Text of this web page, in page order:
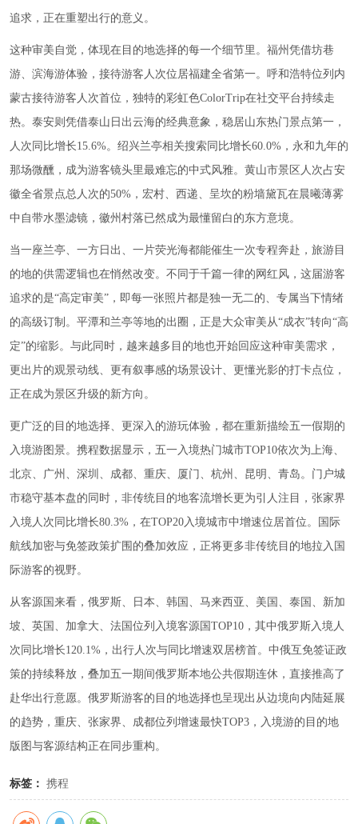
追求，正在重塑出行的意义。
这种审美自觉，体现在目的地选择的每一个细节里。福州凭借坊巷
游、滨海游体验，接待游客人次位居福建全省第一。呼和浩特位列内
蒙古接待游客人次首位，独特的彩虹色ColorTrip在社交平台持续走
热。泰安则凭借泰山日出云海的经典意象，稳居山东热门景点第一，
人次同比增长15.6%。绍兴兰亭相关搜索同比增长60.0%，永和九年的
那场微醺，成为游客镜头里最难忘的中式风雅。黄山市景区人次占安
徽全省景点总人次的50%，宏村、西递、呈坎的粉墙黛瓦在晨曦薄雾
中自带水墨滤镜，徽州村落已然成为最懂留白的东方意境。
当一座兰亭、一方日出、一片荧光海都能催生一次专程奔赴，旅游目
的地的供需逻辑也在悄然改变。不同于千篇一律的网红风，这届游客
追求的是“高定审美”，即每一张照片都是独一无二的、专属当下情绪
的高级订制。平潭和兰亭等地的出圈，正是大众审美从“成衣”转向“高
定”的缩影。与此同时，越来越多目的地也开始回应这种审美需求，
更出片的观景动线、更有叙事感的场景设计、更懂光影的打卡点位，
正在成为景区升级的新方向。
更广泛的目的地选择、更深入的游玩体验，都在重新描绘五一假期的
入境游图景。携程数据显示，五一入境热门城市TOP10依次为上海、
北京、广州、深圳、成都、重庆、厦门、杭州、昆明、青岛。门户城
市稳守基本盘的同时，非传统目的地客流增长更为引人注目，张家界
入境人次同比增长80.3%，在TOP20入境城市中增速位居首位。国际
航线加密与免签政策扩围的叠加效应，正将更多非传统目的地拉入国
际游客的视野。
从客源国来看，俄罗斯、日本、韩国、马来西亚、美国、泰国、新加
坡、英国、加拿大、法国位列入境客源国TOP10，其中俄罗斯入境人
次同比增长120.1%，出行人次与同比增速双居榜首。中俄互免签证政
策的持续释放，叠加五一期间俄罗斯本地公共假期连休，直接推高了
赴华出行意愿。俄罗斯游客的目的地选择也呈现出从边境向内陆延展
的趋势，重庆、张家界、成都位列增速最快TOP3，入境游的目的地
版图与客源结构正在同步重构。
标签： 携程